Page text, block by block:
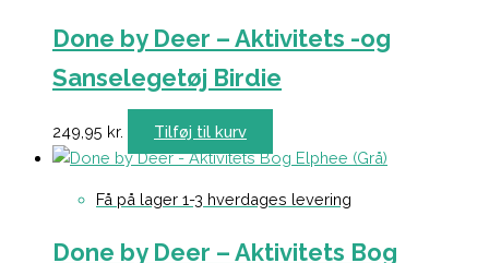
Done by Deer – Aktivitets -og
Sanselegetøj Birdie
249,95 kr. Tilføj til kurv
Få på lager 1-3 hverdages levering
Done by Deer – Aktivitets Bog